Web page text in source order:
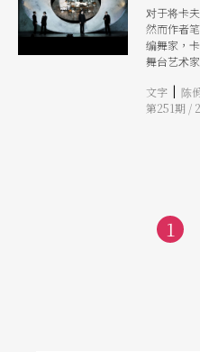
对于将卡
然而作者
编舞家，
舞台艺术
文字 | 陈
第251期 /
1